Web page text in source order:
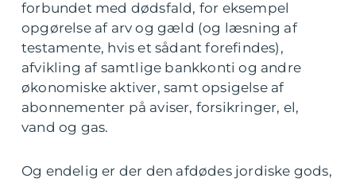
forbundet med dødsfald, for eksempel
opgørelse af arv og gæld (og læsning af
testamente, hvis et sådant forefindes),
afvikling af samtlige bankkonti og andre
økonomiske aktiver, samt opsigelse af
abonnementer på aviser, forsikringer, el,
vand og gas.
Og endelig er der den afdødes jordiske gods,